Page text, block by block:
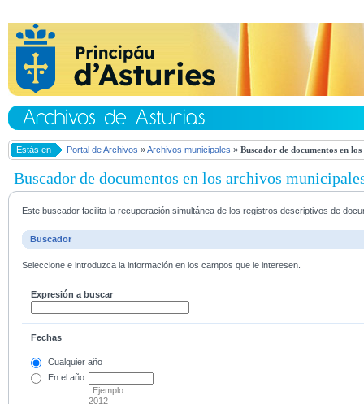
Estás en Portal de Archivos »Archivos municipales » Buscador de documentos en
Buscador de documentos en los archivos
Este buscador facilita la recuperación simultánea de los registros descriptivos de
Buscador
Seleccione e introduzca la información en los campos que le interesen.
Expresión a buscar
Fechas
Cualquier año
En el año
Ejemplo:
2012